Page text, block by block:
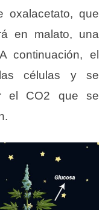
oxalacetato, que
en malato, una
continuación, el
células y se
el CO2 que se